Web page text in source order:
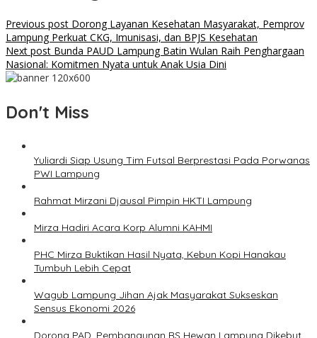
Previous post Dorong Layanan Kesehatan Masyarakat, Pemprov
Lampung Perkuat CKG, Imunisasi, dan BPJS Kesehatan
Next post Bunda PAUD Lampung Batin Wulan Raih Penghargaan
Nasional: Komitmen Nyata untuk Anak Usia Dini
Don't Miss
Yuliardi Siap Usung Tim Futsal Berprestasi Pada Porwanas
PWI Lampung
Rahmat Mirzani Djausal Pimpin HKTI Lampung
Mirza Hadiri Acara Korp Alumni KAHMI
PHC Mirza Buktikan Hasil Nyata, Kebun Kopi Hanakau
Tumbuh Lebih Cepat
Wagub Lampung Jihan Ajak Masyarakat Sukseskan
Sensus Ekonomi 2026
Dorong PAD, Pembangunan RS Hewan Lampung Dikebut